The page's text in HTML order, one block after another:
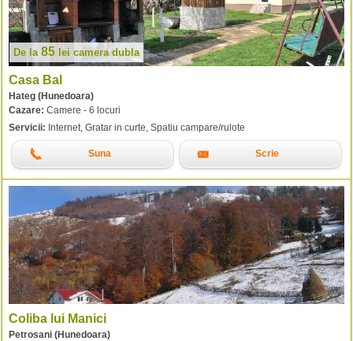
De la 85 lei camera dubla
Casa Bal
Hateg (Hunedoara)
Cazare: Camere - 6 locuri
Servicii: Internet, Gratar in curte, Spatiu campare/rulote
Suna Scrie
Coliba lui Manici
Petrosani (Hunedoara)